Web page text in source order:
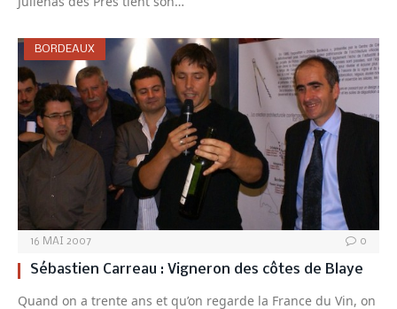
BORDEAUX
16 MAI 2007 0
Sébastien Carreau : Vigneron des côtes de Blaye
Quand on a trente ans et qu’on regarde la France du Vin, on